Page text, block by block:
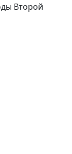
Второй